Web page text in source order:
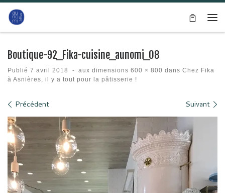
Passer au contenu
Boutique-92_Fika-cuisine_aunomi_08
Publié 7 avril 2018 - aux dimensions 600 × 800 dans Chez Fika
à Asnières, il y a tout pour la pâtisserie !
Navigation des images
Précédent Suivant